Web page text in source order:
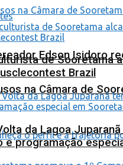
Edson Isidoro
na Câmara de
de Sooretama
Brazil
da Lagoa
e programação